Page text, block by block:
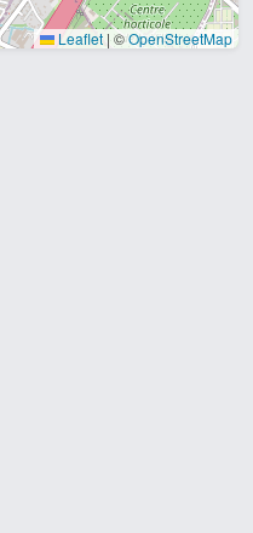
Leaflet| ©OpenStreetMap